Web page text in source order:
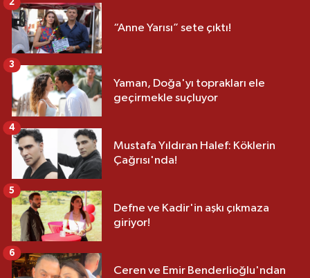
“Anne Yarısı” sete çıktı!
2
Yaman, Doğa'yı toprakları ele
geçirmekle suçluyor
3
Mustafa Yıldıran Halef: Köklerin
Çağrısı'nda!
4
Defne ve Kadir'in aşkı çıkmaza
giriyor!
5
Ceren ve Emir Benderlioğlu'ndan
6